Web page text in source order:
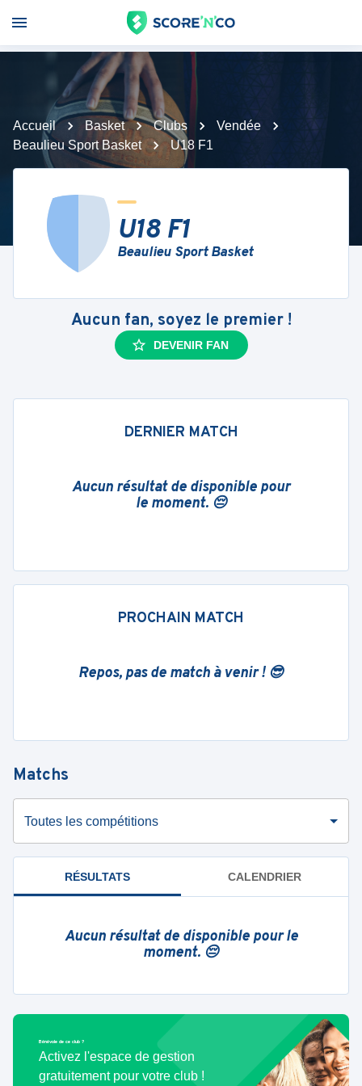
Accueil Basket Clubs
Vendée
Beaulieu Sport Basket
U18 F1
U18 F1
Beaulieu Sport Basket
Aucun fan, soyez le premier !
DEVENIR FAN
DERNIER MATCH
Aucun résultat de disponible pour
le moment. 😔
PROCHAIN MATCH
Repos, pas de match à venir ! 😎
Matchs
Toutes les compétitions
RÉSULTATS CALENDRIER
Aucun résultat de disponible pour le
moment. 😔
Bénévole de ce club ?
Activez l'espace de gestion
gratuitement pour votre club !